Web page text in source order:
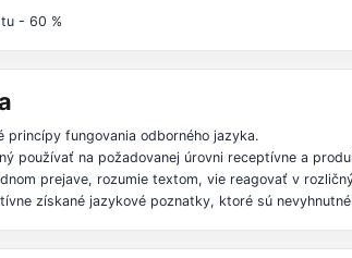
- 60 %
fungovania odborného jazyka.
používať na požadovanej úrovni receptívne a
prejave, rozumie textom, vie reagovať v
získané jazykové poznatky, ktoré sú